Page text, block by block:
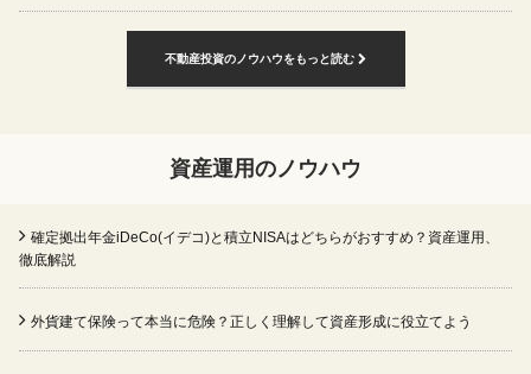
不動産投資のノウハウをもっと読む
資産運用のノウハウ
確定拠出年金iDeCo(イデコ)と積立NISAはどちらがおすすめ？資産運用、
徹底解説
外貨建て保険って本当に危険？正しく理解して資産形成に役立てよう